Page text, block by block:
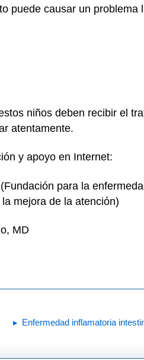
puede causar un problema
niños deben recibir el
atentamente.
y apoyo en Internet:
(Fundación para la
mejora de la atención)
MD
Enfermedad inflamatoria